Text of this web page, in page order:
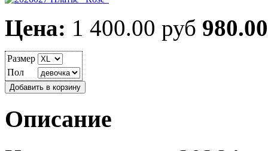
Цена: 1 400.00 руб
Размер
Пол
Описание